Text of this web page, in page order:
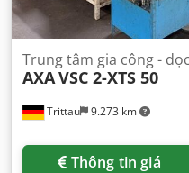
Trittau 9.273 km
Trung tâm gia công - dọc
AXAVSC 2-XTS 50
Thông tin giá